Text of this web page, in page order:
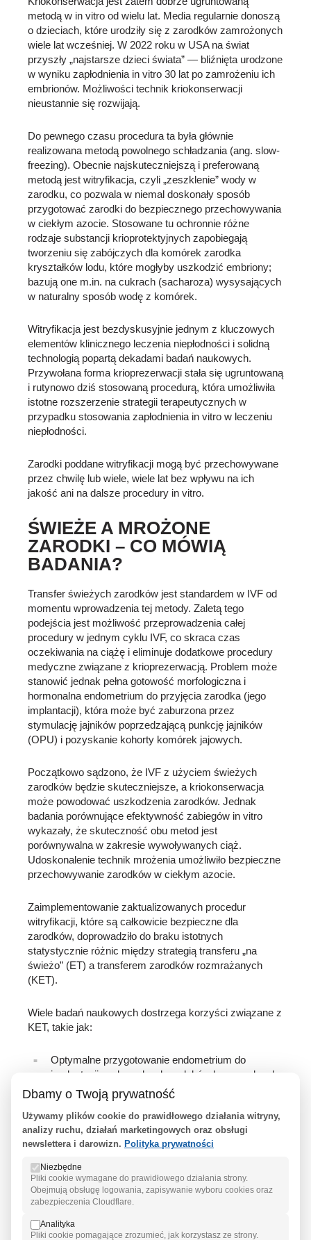
metodą w in vitro od wielu lat. Media regularnie donoszą
o dzieciach, które urodziły się z zarodków zamrożonych
wiele lat wcześniej. W 2022 roku w USA na świat
przyszły „najstarsze dzieci świata” — bliźnięta urodzone
w wyniku zapłodnienia in vitro 30 lat po zamrożeniu ich
embrionów. Możliwości technik kriokonserwacji
nieustannie się rozwijają.
Do pewnego czasu procedura ta była głównie
realizowana metodą powolnego schładzania (ang. slow-
freezing). Obecnie najskuteczniejszą i preferowaną
metodą jest witryfikacja, czyli „zeszklenie” wody w
zarodku, co pozwala w niemal doskonały sposób
przygotować zarodki do bezpiecznego przechowywania
w ciekłym azocie. Stosowane tu ochronnie różne
rodzaje substancji krioprotektyjnych zapobiegają
tworzeniu się zabójczych dla komórek zarodka
kryształków lodu, które mogłyby uszkodzić embriony;
bazują one m.in. na cukrach (sacharoza) wysysających
w naturalny sposób wodę z komórek.
Witryfikacja jest bezdyskusyjnie jednym z kluczowych
elementów klinicznego leczenia niepłodności i solidną
technologią popartą dekadami badań naukowych.
Przywołana forma krioprezerwacji stała się ugruntowaną
i rutynowo dziś stosowaną procedurą, która umożliwiła
istotne rozszerzenie strategii terapeutycznych w
przypadku stosowania zapłodnienia in vitro w leczeniu
niepłodności.
Zarodki poddane witryfikacji mogą być przechowywane
przez chwilę lub wiele, wiele lat bez wpływu na ich
jakość ani na dalsze procedury in vitro.
ŚWIEŻE A MROŻONE
ZARODKI – CO MÓWIĄ
BADANIA?
Transfer świeżych zarodków jest standardem w IVF od
momentu wprowadzenia tej metody. Zaletą tego
podejścia jest możliwość przeprowadzenia całej
procedury w jednym cyklu IVF, co skraca czas
oczekiwania na ciążę i eliminuje dodatkowe procedury
medyczne związane z krioprezerwacją. Problem może
stanowić jednak pełna gotowość morfologiczna i
hormonalna endometrium do przyjęcia zarodka (jego
implantacji), która może być zaburzona przez
stymulację jajników poprzedzającą punkcję jajników
(OPU) i pozyskanie kohorty komórek jajowych.
Początkowo sądzono, że IVF z użyciem świeżych
zarodków będzie skuteczniejsze, a kriokonserwacja
może powodować uszkodzenia zarodków. Jednak
badania porównujące efektywność zabiegów in vitro
wykazały, że skuteczność obu metod jest
porównywalna w zakresie wywoływanych ciąż.
Udoskonalenie technik mrożenia umożliwiło bezpieczne
przechowywanie zarodków w ciekłym azocie.
Zaimplementowanie zaktualizowanych procedur
witryfikacji, które są całkowicie bezpieczne dla
zarodków, doprowadziło do braku istotnych
statystycznie różnic między strategią transferu „na
świeżo” (ET) a transferem zarodków rozmrażanych
(KET).
Wiele badań naukowych dostrzega korzyści związane z
KET, takie jak:
Optymalne przygotowanie endometrium do
implantacji, wolne od wpływu leków hormonalnych
po punkcji jajników, co jest korzystne dla pacjentek
z PCOS czy ryzykiem wystąpienia zespółu
hiperstymulacji jajników (OHSS).
Czas na przeprowadzanie badań genetycznych
zarodków (PGT-A) w celu wyboru embrionu z
największym potencjałem na zdrową ciążę.
PODSUMOWANIE
Decyzja o wyborze między transferem w świeżym
Dbamy o Twoją prywatność
Używamy plików cookie do prawidłowego działania witryny,
analizy ruchu, działań marketingowych oraz obsługi
newslettera i darowizn. Polityka prywatności
Niezbędne
Pliki cookie wymagane do prawidłowego działania strony.
Obejmują obsługę logowania, zapisywanie wyboru cookies oraz
zabezpieczenia Cloudflare.
Analityka
Pliki cookie pomagające zrozumieć, jak korzystasz ze strony.